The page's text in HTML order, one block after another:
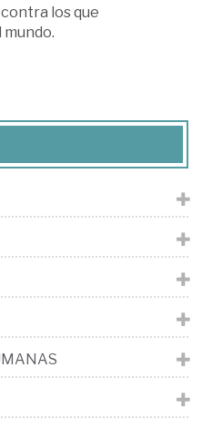
los que